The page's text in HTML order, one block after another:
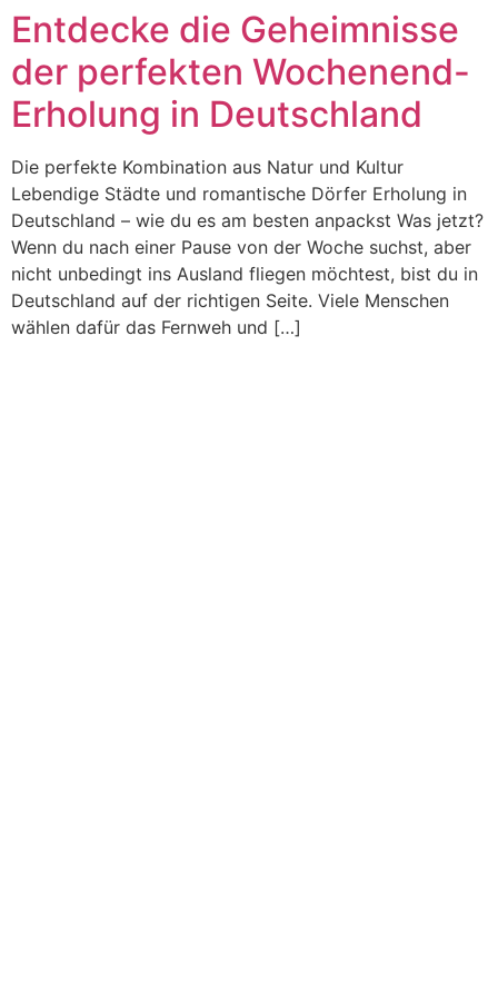
contenido
Entdecke die Geheimnisse
der perfekten Wochenend-
Erholung in Deutschland
Die perfekte Kombination aus Natur und Kultur
Lebendige Städte und romantische Dörfer Erholung in
Deutschland – wie du es am besten anpackst Was jetzt?
Wenn du nach einer Pause von der Woche suchst, aber
nicht unbedingt ins Ausland fliegen möchtest, bist du in
Deutschland auf der richtigen Seite. Viele Menschen
wählen dafür das Fernweh und […]